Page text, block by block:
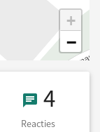
+
−
4 4
Reacties